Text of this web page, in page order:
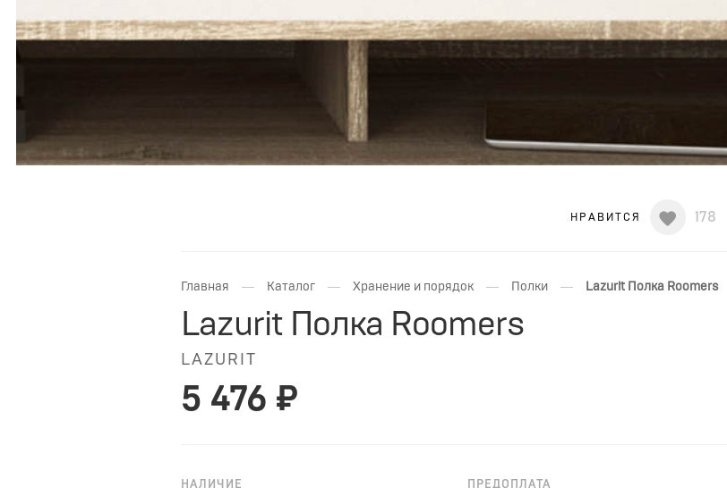
178
НРАВИТСЯ
Главная — Каталог — Хранение и порядок — Полки — Lazurit Полка Roomers
Lazurit Полка Roomers
LAZURIT
5 476 ₽
НАЛИЧИЕ ПРЕДОПЛАТА